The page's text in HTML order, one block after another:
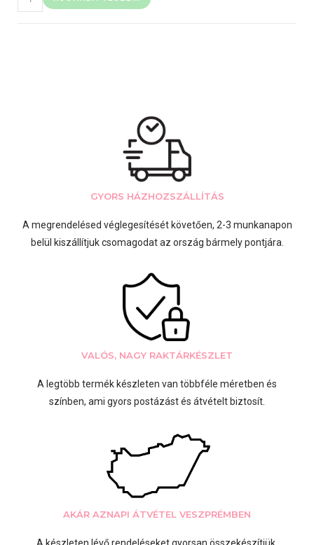
GYORS HÁZHOZSZÁLLÍTÁS
A megrendelésed véglegesítését követően, 2-3 munkanapon
belül kiszállítjuk csomagodat az ország bármely pontjára.
VALÓS, NAGY RAKTÁRKÉSZLET
A legtöbb termék készleten van többféle méretben és
színben, ami gyors postázást és átvételt biztosít.
AKÁR AZNAPI ÁTVÉTEL VESZPRÉMBEN